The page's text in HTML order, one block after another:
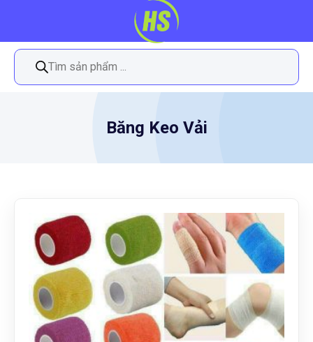
Tìm
phẩm
Băng Keo Vải